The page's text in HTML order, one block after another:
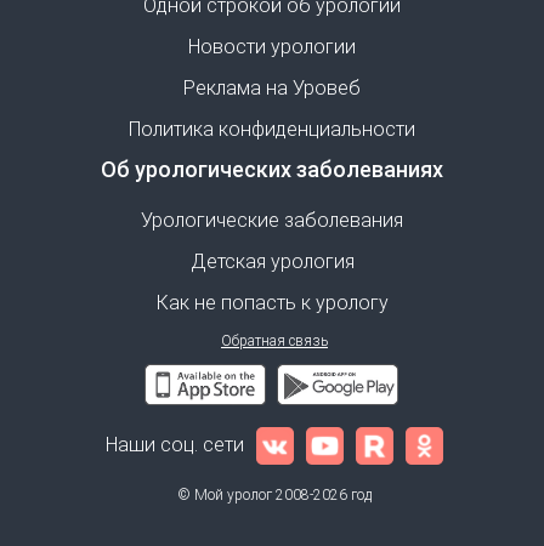
Одной строкой об урологии
Новости урологии
Реклама на Уровеб
Политика конфиденциальности
Об урологических заболеваниях
Урологические заболевания
Детская урология
Как не попасть к урологу
Обратная связь
Наши соц. сети
© Мой уролог 2008-2026 год